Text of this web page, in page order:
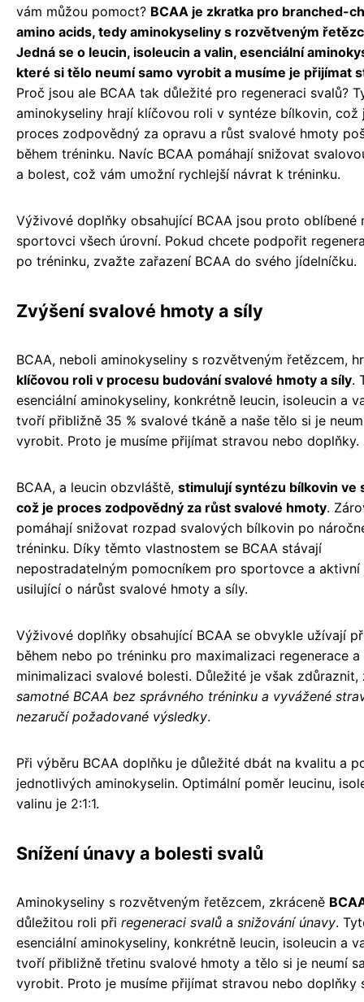
vám můžou pomoct? BCAA je zkratka pro branched-
amino acids, tedy aminokyseliny s rozvětveným
Jedná se o leucin, isoleucin a valin, esenciální
které si tělo neumí samo vyrobit a musíme je přijímat
Proč jsou ale BCAA tak důležité pro regeneraci svalů?
aminokyseliny hrají klíčovou roli v syntéze bílkovin, což
proces zodpovědný za opravu a růst svalové hmoty
během tréninku. Navíc BCAA pomáhají snižovat
a bolest, což vám umožní rychlejší návrat k tréninku.
Výživové doplňky obsahující BCAA jsou proto oblíbené
sportovci všech úrovní. Pokud chcete podpořit
po tréninku, zvažte zařazení BCAA do svého jídelníčku.
Zvýšení svalové hmoty a síly
BCAA, neboli aminokyseliny s rozvětveným řetězcem,
klíčovou roli v procesu budování svalové hmoty a síly.
esenciální aminokyseliny, konkrétně leucin, isoleucin a
tvoří přibližně 35 % svalové tkáně a naše tělo si je
vyrobit. Proto je musíme přijímat stravou nebo doplňky.
BCAA, a leucin obzvláště, stimulují syntézu bílkovin ve
což je proces zodpovědný za růst svalové hmoty.
pomáhají snižovat rozpad svalových bílkovin po
tréninku. Díky těmto vlastnostem se BCAA stávají
nepostradatelným pomocníkem pro sportovce a aktivní
usilující o nárůst svalové hmoty a síly.
Výživové doplňky obsahující BCAA se obvykle užívají
během nebo po tréninku pro maximalizaci regenerace a
minimalizaci svalové bolesti. Důležité je však zdůraznit,
samotné BCAA bez správného tréninku a vyvážené
nezaručí požadované výsledky.
Při výběru BCAA doplňku je důležité dbát na kvalitu a
jednotlivých aminokyselin. Optimální poměr leucinu,
valinu je 2:1:1.
Snížení únavy a bolesti svalů
Aminokyseliny s rozvětveným řetězcem, zkráceně
důležitou roli při regeneraci svalů a snižování únavy.
esenciální aminokyseliny, konkrétně leucin, isoleucin a
tvoří přibližně třetinu svalové hmoty a tělo si je neumí
vyrobit. Proto je musíme přijímat stravou nebo doplňky